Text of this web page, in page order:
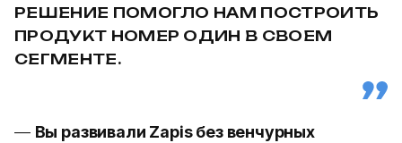
РЕШЕНИЕ ПОМОГЛО НАМ ПОСТРОИТЬ
ПРОДУКТ НОМЕР ОДИН В СВОЕМ
СЕГМЕНТЕ.
— Вы развивали Zapis без венчурных